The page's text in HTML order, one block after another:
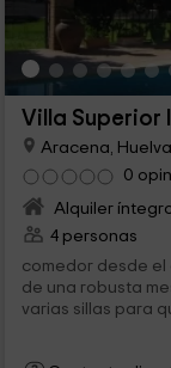
Villa Superior III
Aracena, Huelva
0
Alquiler
4 personas
comedor desde el
de una robusta
varias sillas para que